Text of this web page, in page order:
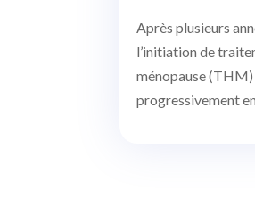
Après plusieurs
l’initiation de
ménopause
progressivement